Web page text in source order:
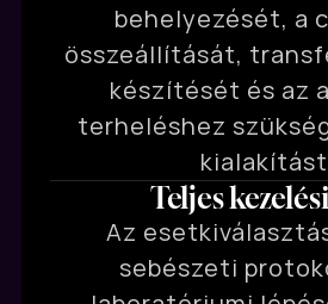
behelyezését, a
összeállítását,
készítését és az
terheléshez
Teljes
Az
sebészeti